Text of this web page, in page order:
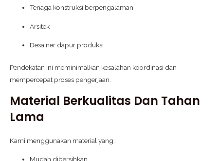
Tenaga konstruksi berpengalaman
Arsitek
Desainer dapur produksi
Pendekatan ini meminimalkan kesalahan koordinasi dan
mempercepat proses pengerjaan.
Material Berkualitas Dan Tahan
Lama
Kami menggunakan material yang:
Mudah dibersihkan